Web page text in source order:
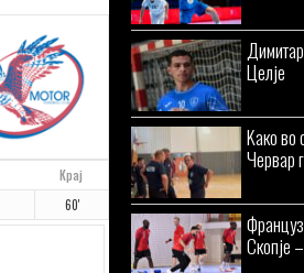
Крај
60'
Целје
Kaко
Червар
Скопје